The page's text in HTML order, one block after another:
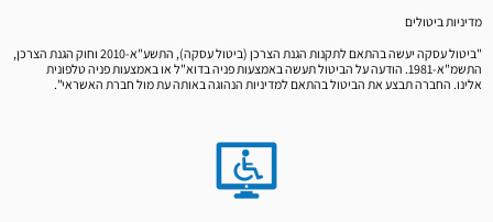
מדיניות ביטולים
"ביטול עסקה יעשה בהתאם לתקנות הגנת הצרכן (ביטול עסקה), התשע"א-2010 וחוק הגנת הצרכן,
התשמ"א-1981. הודעה על הביטול תעשה באמצעות פניה בדוא"ל או באמצעות פניה טלפונית
אלינו. החברה תבצע את הביטול בהתאם למדיניות הנהוגה באותה עת מול חברת האשראי".